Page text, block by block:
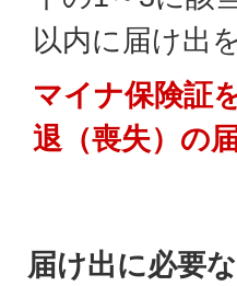
以内に届け出
マイナ保険証
退（喪失）の
届け出に必要